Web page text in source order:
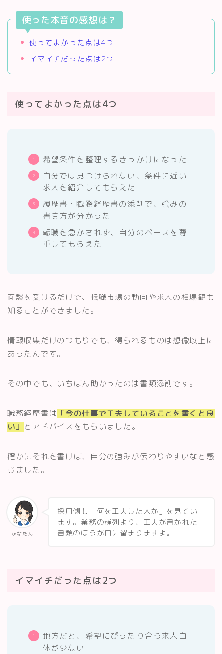
使った本音の感想は？
使ってよかった点は4つ
イマイチだった点は2つ
使ってよかった点は4つ
希望条件を整理するきっかけになった
自分では見つけられない、条件に近い
求人を紹介してもらえた
履歴書・職務経歴書の添削で、強みの
書き方が分かった
転職を急かされず、自分のペースを尊
重してもらえた
面談を受けるだけで、転職市場の動向や求人の相場観も
知ることができました。
情報収集だけのつもりでも、得られるものは想像以上に
あったんです。
その中でも、いちばん助かったのは書類添削です。
職務経歴書は 「今の仕事で工夫していることを書くと良
い」 とアドバイスをもらいました。
確かにそれを書けば、自分の強みが伝わりやすいなと感
じました。
かなたん
採用側も「何を工夫した人か」を見てい
ます。業務の羅列より、工夫が書かれた
書類のほうが目に留まりますよ。
イマイチだった点は2つ
地方だと、希望にぴったり合う求人自
体が少ない